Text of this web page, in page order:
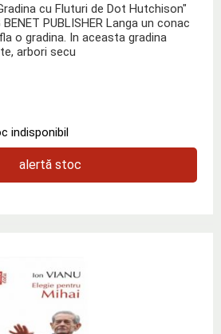
cu Fluturi de Dot Hutchison"
PUBLISHER Langa un conac
o gradina. In aceasta gradina
arbori secu
indisponibil
alertă stoc